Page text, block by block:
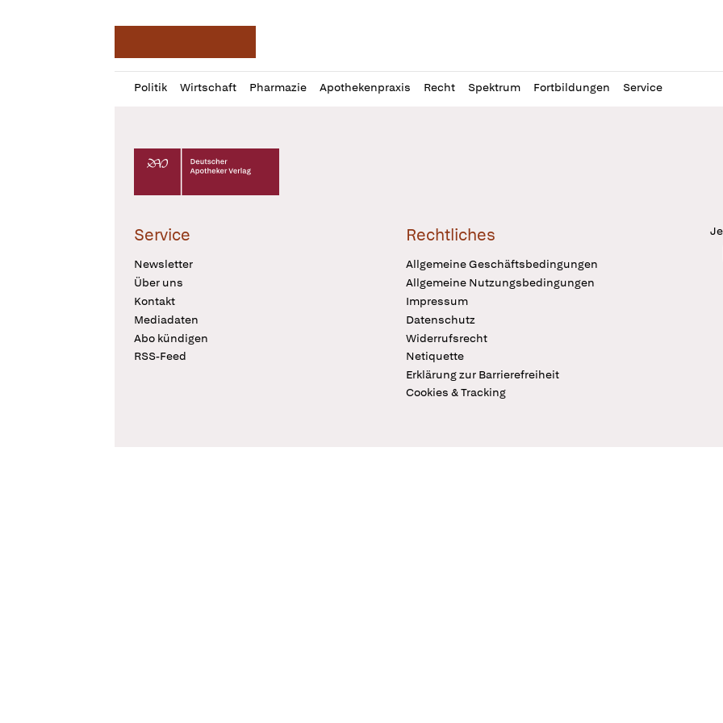
Politik Wirtschaft Pharmazie Apothekenpraxis Recht Spektrum Fortbildungen Service
Profil
öffnen
Daz
Pur
Deutscher Apotheker Verlag Logo
Service
Newsletter
Über uns
Kontakt
Mediadaten
Abo kündigen
RSS-Feed
Rechtliches
Allgemeine Geschäftsbedingungen
Allgemeine Nutzungsbedingungen
Impressum
Datenschutz
Widerrufsrecht
Netiquette
Erklärung zur Barrierefreiheit
Cookies & Tracking